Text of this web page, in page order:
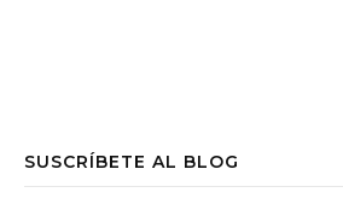
SUSCRÍBETE AL BLOG